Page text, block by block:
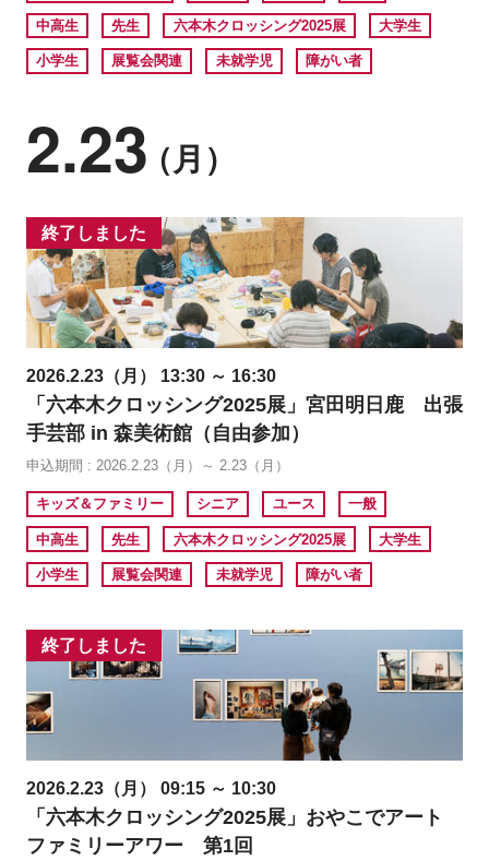
中高生 先生 六本木クロッシング2025展 大学生
小学生 展覧会関連 未就学児 障がい者
2.23（月）
終了しました
2026.2.23（月） 13:30 ～ 16:30
「六本木クロッシング2025展」宮田明日鹿 出張
手芸部 in 森美術館（自由参加）
申込期間 : 2026.2.23（月）～ 2.23（月）
キッズ＆ファミリー シニア ユース 一般
中高生 先生 六本木クロッシング2025展 大学生
小学生 展覧会関連 未就学児 障がい者
終了しました
2026.2.23（月） 09:15 ～ 10:30
「六本木クロッシング2025展」おやこでアート
ファミリーアワー 第1回